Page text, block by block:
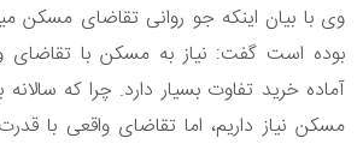
وی با بیان اینکه جو روانی تقاضای مسکن
بوده است گفت: نیاز به مسکن با تقاضای
آماده خرید تفاوت بسیار دارد. چرا که
مسکن نیاز داریم، اما تقاضای واقعی با